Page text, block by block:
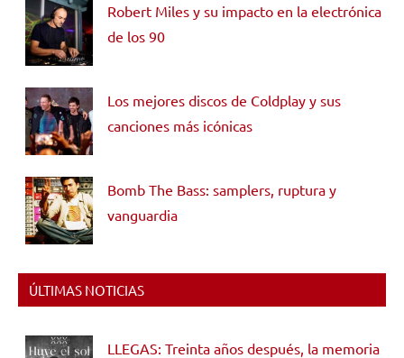
Robert Miles y su impacto en la electrónica
de los 90
Los mejores discos de Coldplay y sus
canciones más icónicas
Bomb The Bass: samplers, ruptura y
vanguardia
ÚLTIMAS NOTICIAS
LLEGAS: Treinta años después, la memoria